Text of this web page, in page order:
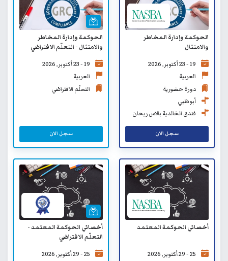
الحوكمة وإدارة المخاطر
والامتثال
19 - 23 أكتوبر, 2026
العربية
دورة حضورية
أبوظبي
فندق الخالدية بالاس ريحان
سجل الان
الحوكمة وإدارة المخاطر
والامتثال - التعلّم الافتراضي
19 - 23 أكتوبر, 2026
العربية
التعلّم الافتراضي
سجل الان
أخصائي الحوكمة المعتمد
25 - 29 أكتوبر, 2026
أخصائي الحوكمة المعتمد -
التعلّم الافتراضي
25 - 29 أكتوبر, 2026